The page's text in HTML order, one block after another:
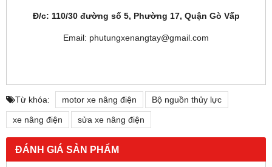
Đ/c: 110/30 đường số 5, Phường 17, Quận Gò Vấp
Email: phutungxenangtay@gmail.com
Từ khóa: motor xe nâng điện Bộ nguồn thủy lực
xe nâng điện sửa xe nâng điện
ĐÁNH GIÁ SẢN PHẨM